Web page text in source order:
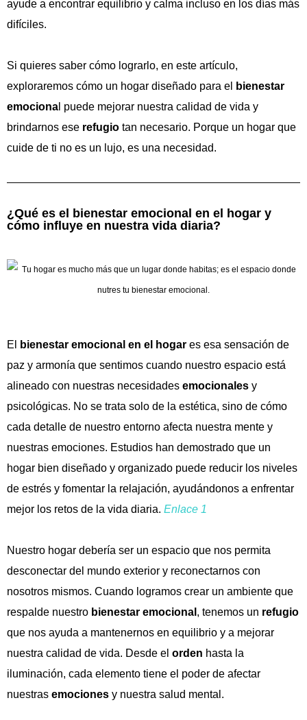
ayude a encontrar equilibrio y calma incluso en los días más
difíciles.
Si quieres saber cómo lograrlo, en este artículo,
exploraremos cómo un hogar diseñado para el
bienestar
emociona l puede mejorar nuestra calidad de vida y
brindarnos ese refugio tan necesario. Porque un hogar que
cuide de ti no es un lujo, es una necesidad.
¿Qué es el bienestar emocional en el hogar y
cómo influye en nuestra vida diaria?
El bienestar emocional en el hogar es esa sensación de
paz y armonía que sentimos cuando nuestro espacio está
alineado con nuestras necesidades emocionales y
psicológicas. No se trata solo de la estética, sino de cómo
cada detalle de nuestro entorno afecta nuestra mente y
nuestras emociones. Estudios han demostrado que un
hogar bien diseñado y organizado puede reducir los niveles
de estrés y fomentar la relajación, ayudándonos a enfrentar
mejor los retos de la vida diaria. Enlace 1
Nuestro hogar debería ser un espacio que nos permita
desconectar del mundo exterior y reconectarnos con
nosotros mismos. Cuando logramos crear un ambiente que
respalde nuestro bienestar emocional , tenemos un refugio
que nos ayuda a mantenernos en equilibrio y a mejorar
nuestra calidad de vida. Desde el orden hasta la
iluminación, cada elemento tiene el poder de afectar
nuestras emociones y nuestra salud mental.